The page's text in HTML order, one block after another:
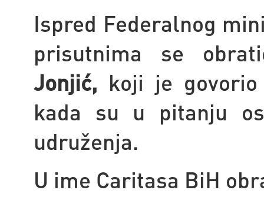
Ispred Federalnog
prisutnima se
Jonjić, koji je
kada su u pitanju
udruženja.
U ime Caritasa BiH